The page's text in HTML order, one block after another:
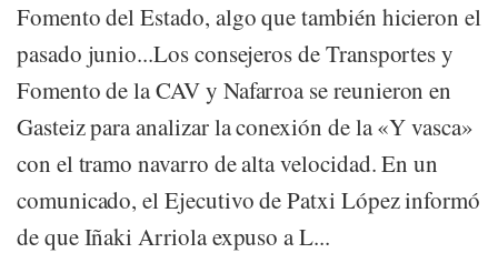
Fomento del Estado, algo que también hicieron el
pasado junio...Los consejeros de Transportes y
Fomento de la CAV y Nafarroa se reunieron en
Gasteiz para analizar la conexión de la «Y vasca»
con el tramo navarro de alta velocidad. En un
comunicado, el Ejecutivo de Patxi López informó
de que Iñaki Arriola expuso a L...